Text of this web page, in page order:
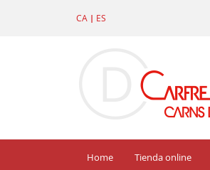
CA | ES
Home Tienda online